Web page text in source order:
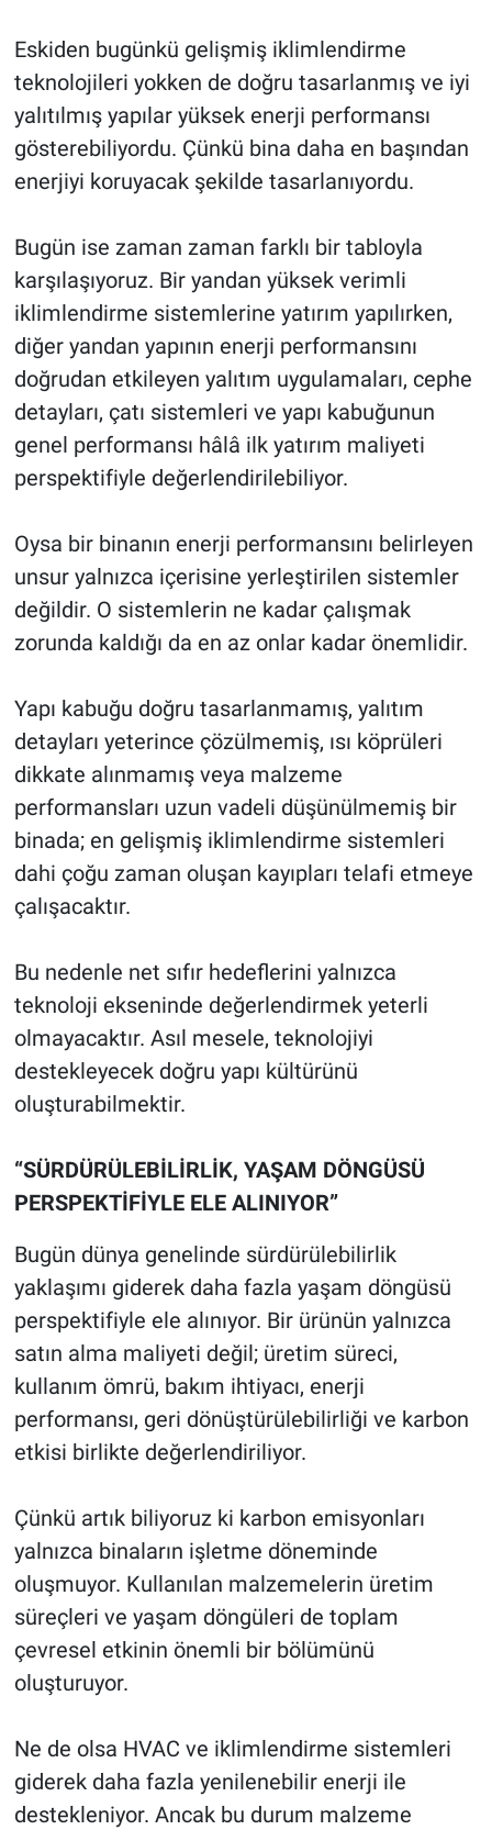
Eskiden bugünkü gelişmiş iklimlendirme
teknolojileri yokken de doğru tasarlanmış ve iyi
yalıtılmış yapılar yüksek enerji performansı
gösterebiliyordu. Çünkü bina daha en başından
enerjiyi koruyacak şekilde tasarlanıyordu.
Bugün ise zaman zaman farklı bir tabloyla
karşılaşıyoruz. Bir yandan yüksek verimli
iklimlendirme sistemlerine yatırım yapılırken,
diğer yandan yapının enerji performansını
doğrudan etkileyen yalıtım uygulamaları, cephe
detayları, çatı sistemleri ve yapı kabuğunun
genel performansı hâlâ ilk yatırım maliyeti
perspektifiyle değerlendirilebiliyor.
Oysa bir binanın enerji performansını belirleyen
unsur yalnızca içerisine yerleştirilen sistemler
değildir. O sistemlerin ne kadar çalışmak
zorunda kaldığı da en az onlar kadar önemlidir.
Yapı kabuğu doğru tasarlanmamış, yalıtım
detayları yeterince çözülmemiş, ısı köprüleri
dikkate alınmamış veya malzeme
performansları uzun vadeli düşünülmemiş bir
binada; en gelişmiş iklimlendirme sistemleri
dahi çoğu zaman oluşan kayıpları telafi etmeye
çalışacaktır.
Bu nedenle net sıfır hedeflerini yalnızca
teknoloji ekseninde değerlendirmek yeterli
olmayacaktır. Asıl mesele, teknolojiyi
destekleyecek doğru yapı kültürünü
oluşturabilmektir.
“SÜRDÜRÜLEBİLİRLİK, YAŞAM DÖNGÜSÜ
PERSPEKTİFİYLE ELE ALINIYOR”
Bugün dünya genelinde sürdürülebilirlik
yaklaşımı giderek daha fazla yaşam döngüsü
perspektifiyle ele alınıyor. Bir ürünün yalnızca
satın alma maliyeti değil; üretim süreci,
kullanım ömrü, bakım ihtiyacı, enerji
performansı, geri dönüştürülebilirliği ve karbon
etkisi birlikte değerlendiriliyor.
Çünkü artık biliyoruz ki karbon emisyonları
yalnızca binaların işletme döneminde
oluşmuyor. Kullanılan malzemelerin üretim
süreçleri ve yaşam döngüleri de toplam
çevresel etkinin önemli bir bölümünü
oluşturuyor.
Ne de olsa HVAC ve iklimlendirme sistemleri
giderek daha fazla yenilenebilir enerji ile
destekleniyor. Ancak bu durum malzeme